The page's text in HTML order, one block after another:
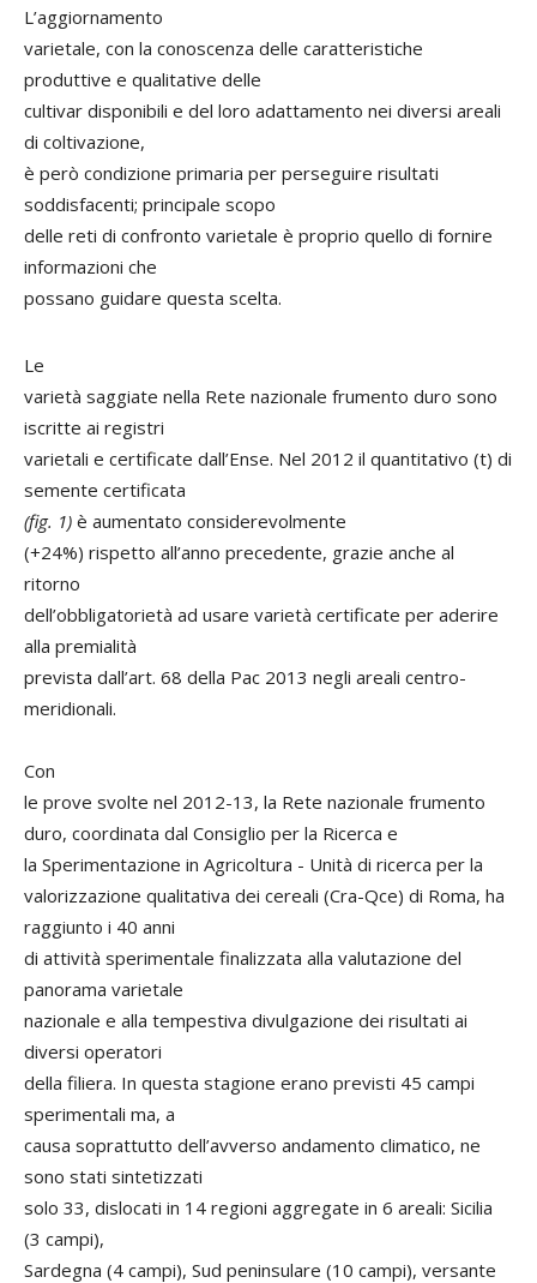
L’aggiornamento
varietale, con la conoscenza delle caratteristiche
produttive e qualitative delle
cultivar disponibili e del loro adattamento nei diversi areali
di coltivazione,
è però condizione primaria per perseguire risultati
soddisfacenti; principale scopo
delle reti di confronto varietale è proprio quello di fornire
informazioni che
possano guidare questa scelta.
Le
varietà saggiate nella Rete nazionale frumento duro sono
iscritte ai registri
varietali e certificate dall’Ense. Nel 2012 il quantitativo (t) di
semente certificata
(fig. 1) è aumentato considerevolmente
(+24%) rispetto all’anno precedente, grazie anche al
ritorno
dell’obbligatorietà ad usare varietà certificate per aderire
alla premialità
prevista dall’art. 68 della Pac 2013 negli areali centro-
meridionali.
Con
le prove svolte nel 2012-13, la Rete nazionale frumento
duro, coordinata dal Consiglio per la Ricerca e
la Sperimentazione in Agricoltura - Unità di ricerca per la
valorizzazione qualitativa dei cereali (Cra-Qce) di Roma, ha
raggiunto i 40 anni
di attività sperimentale finalizzata alla valutazione del
panorama varietale
nazionale e alla tempestiva divulgazione dei risultati ai
diversi operatori
della filiera. In questa stagione erano previsti 45 campi
sperimentali ma, a
causa soprattutto dell’avverso andamento climatico, ne
sono stati sintetizzati
solo 33, dislocati in 14 regioni aggregate in 6 areali: Sicilia
(3 campi),
Sardegna (4 campi), Sud peninsulare (10 campi), versante